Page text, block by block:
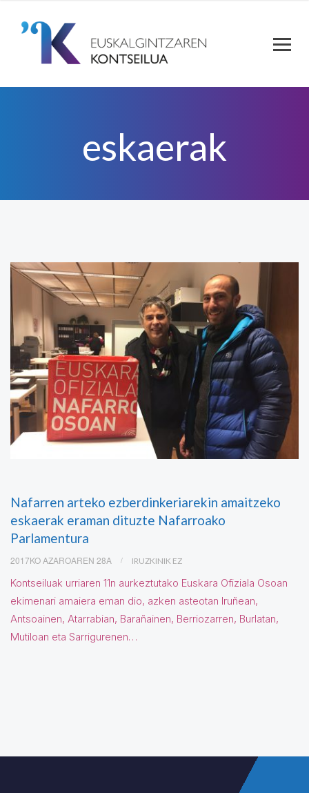
eskaerak
Nafarren arteko ezberdinkeriarekin amaitzeko
eskaerak eraman dituzte Nafarroako
Parlamentura
2017KO AZAROAREN 28A IRUZKINIK EZ
Kontseiluak urriaren 11n aurkeztutako Euskara Ofiziala Osoan
ekimenari amaiera eman dio, azken asteotan Iruñean,
Antsoainen, Atarrabian, Barañainen, Berriozarren, Burlatan,
Mutiloan eta Sarrigurenen…